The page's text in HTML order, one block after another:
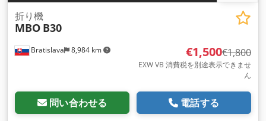
Bratislava 8,984 km
折り機
MBO B30
€1,500€1,800
EXW VB 消費税を別途表示できませ
ん
問い合わせる 電話する